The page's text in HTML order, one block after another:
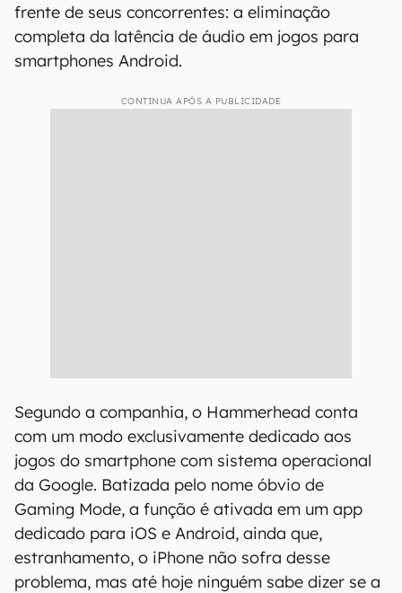
frente de seus concorrentes: a eliminação
completa da latência de áudio em jogos para
smartphones Android.
CONTINUA APÓS A PUBLICIDADE
Segundo a companhia, o Hammerhead conta
com um modo exclusivamente dedicado aos
jogos do smartphone com sistema operacional
da Google. Batizada pelo nome óbvio de
Gaming Mode, a função é ativada em um app
dedicado para iOS e Android, ainda que,
estranhamento, o iPhone não sofra desse
problema, mas até hoje ninguém sabe dizer se a